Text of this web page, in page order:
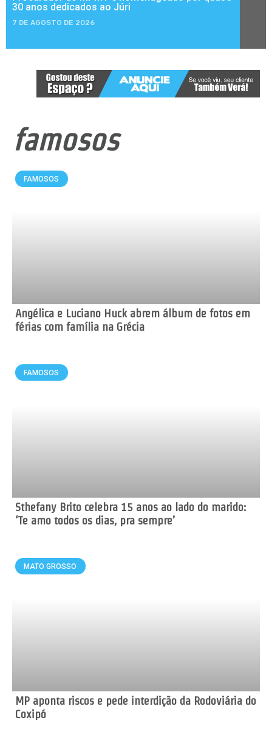
30 anos dedicados ao Júri
7 DE AGOSTO DE 2026
famosos
FAMOSOS
Angélica e Luciano Huck abrem álbum de fotos em
férias com família na Grécia
FAMOSOS
Sthefany Brito celebra 15 anos ao lado do marido:
‘Te amo todos os dias, pra sempre’
MATO GROSSO
MP aponta riscos e pede interdição da Rodoviária do
Coxipó